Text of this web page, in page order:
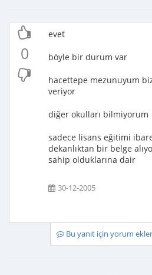
0
evet
böyle bir durum var
hacettepe mezunuyum
veriyor
diğer okulları bilmiyorum
sadece lisans eğitimi
dekanlıktan bir belge
sahip olduklarına dair
30-12-2005
Bu yanıt için yorum